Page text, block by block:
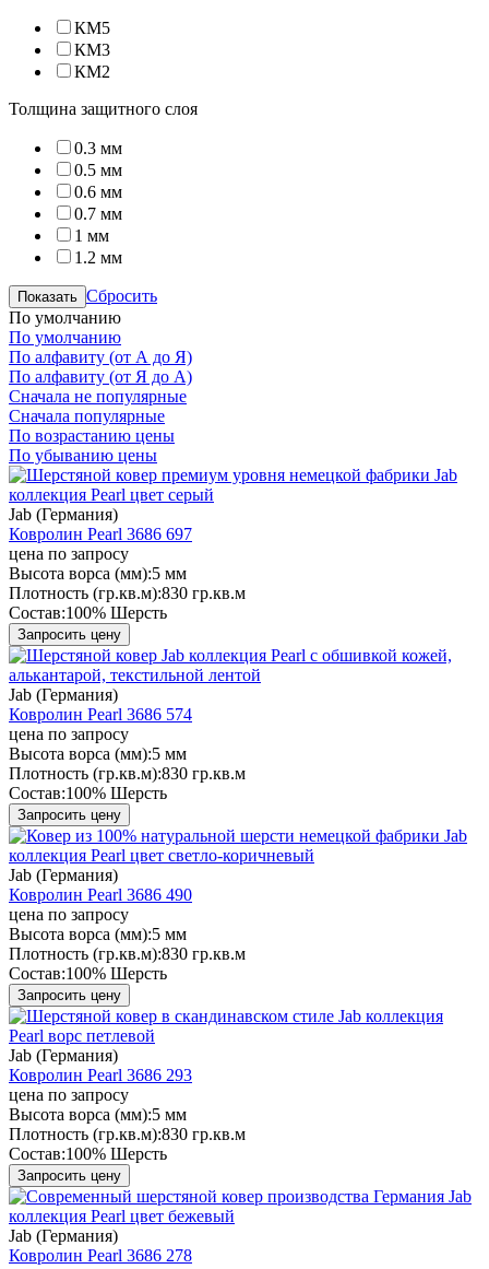
КМ5
КМ3
КМ2
Толщина защитного слоя
0.3 мм
0.5 мм
0.6 мм
0.7 мм
1 мм
1.2 мм
Показать Сбросить
По умолчанию
По умолчанию
По алфавиту (от А до Я)
По алфавиту (от Я до А)
Сначала не популярные
Сначала популярные
По возрастанию цены
По убыванию цены
Jab (Германия)
Ковролин Pearl 3686 697
цена по запросу
Высота ворса (мм):5 мм
Плотность (гр.кв.м):830 гр.кв.м
Состав:100% Шерсть
Запросить цену
Jab (Германия)
Ковролин Pearl 3686 574
цена по запросу
Высота ворса (мм):5 мм
Плотность (гр.кв.м):830 гр.кв.м
Состав:100% Шерсть
Запросить цену
Jab (Германия)
Ковролин Pearl 3686 490
цена по запросу
Высота ворса (мм):5 мм
Плотность (гр.кв.м):830 гр.кв.м
Состав:100% Шерсть
Запросить цену
Jab (Германия)
Ковролин Pearl 3686 293
цена по запросу
Высота ворса (мм):5 мм
Плотность (гр.кв.м):830 гр.кв.м
Состав:100% Шерсть
Запросить цену
Jab (Германия)
Ковролин Pearl 3686 278